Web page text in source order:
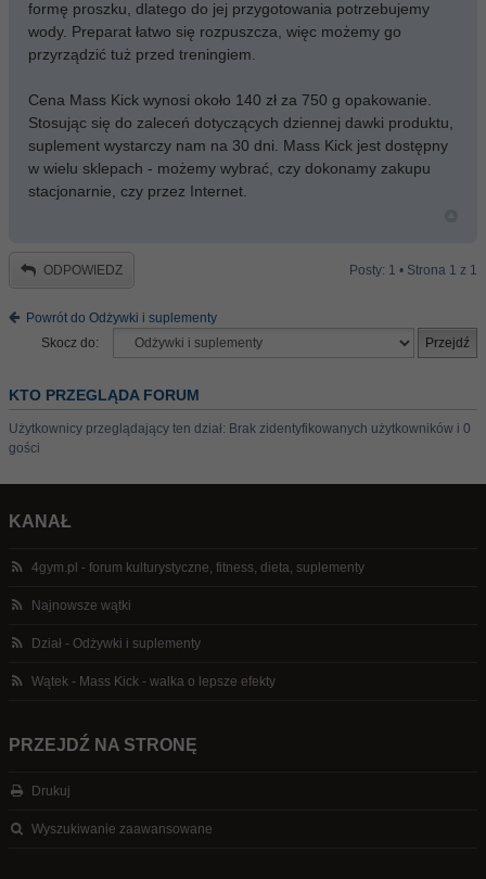
formę proszku, dlatego do jej przygotowania potrzebujemy
wody. Preparat łatwo się rozpuszcza, więc możemy go
przyrządzić tuż przed treningiem.
Cena Mass Kick wynosi około 140 zł za 750 g opakowanie.
Stosując się do zaleceń dotyczących dziennej dawki produktu,
suplement wystarczy nam na 30 dni. Mass Kick jest dostępny
w wielu sklepach - możemy wybrać, czy dokonamy zakupu
stacjonarnie, czy przez Internet.
ODPOWIEDZ Posty: 1 • Strona 1 z 1
Powrót do Odżywki i suplementy
Skocz do:
KTO PRZEGLĄDA FORUM
Użytkownicy przeglądający ten dział: Brak zidentyfikowanych użytkowników i 0
gości
KANAŁ
4gym.pl - forum kulturystyczne, fitness, dieta, suplementy
Najnowsze wątki
Dział - Odżywki i suplementy
Wątek - Mass Kick - walka o lepsze efekty
PRZEJDŹ NA STRONĘ
Drukuj
Wyszukiwanie zaawansowane